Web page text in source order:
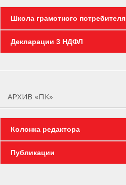
Школа грамотного потребителя
Декларации 3 НДФЛ
АРХИВ «ПК»
Колонка редактора
Публикации